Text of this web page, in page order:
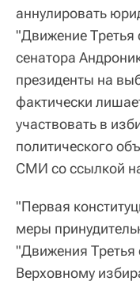
аннулировать
"Движение
сенатора
президенты на
фактически
участвовать в
политического
СМИ со ссылкой
"Первая
меры
"Движения Третья
Верховному